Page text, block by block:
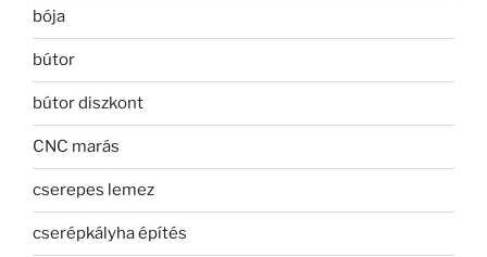
bója
bútor
bútor diszkont
CNC marás
cserepes lemez
cserépkályha építés